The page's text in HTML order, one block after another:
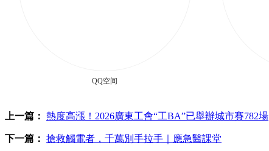
QQ空间
上一篇： 熱度高漲！2026廣東工會“工BA”已舉辦城市賽782場
下一篇： 搶救觸電者，千萬別手拉手｜應急醫課堂